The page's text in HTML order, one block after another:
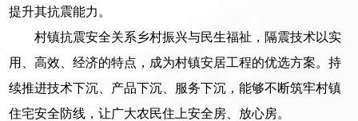
提升其抗震能力。
村镇抗震安全关系乡村振兴与民生福祉，隔震技术以实
用、高效、经济的特点，成为村镇安居工程的优选方案。持
续推进技术下沉、产品下沉、服务下沉，能够不断筑牢村镇
住宅安全防线，让广大农民住上安全房、放心房。